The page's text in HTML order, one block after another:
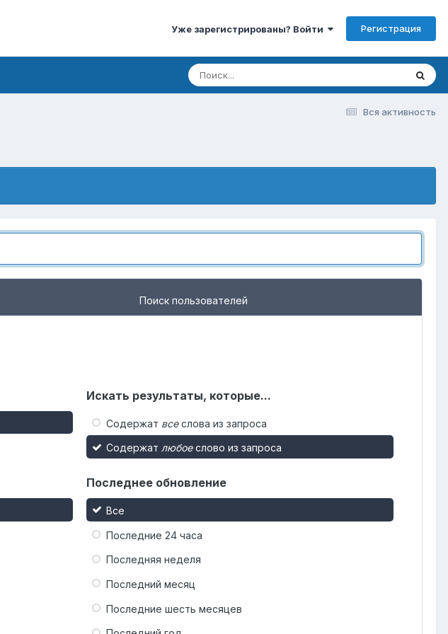
Уже зарегистрированы? Войти Регистрация
Вся активность
Поиск пользователей
Искать результаты, которые...
Содержат всеслова из запроса
Содержат любоеслово из запроса
Последнее обновление
Все
Последние 24 часа
Последняя неделя
Последний месяц
Последние шесть месяцев